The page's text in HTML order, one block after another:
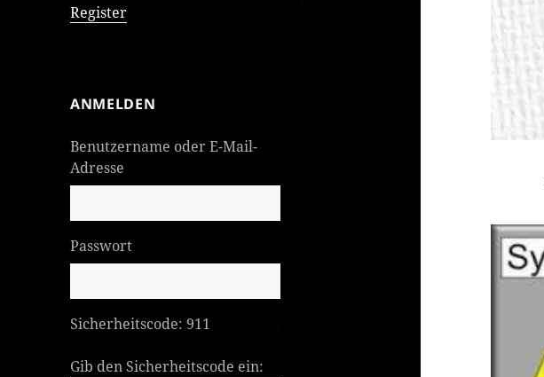
Register
ANMELDEN
Benutzername oder E-Mail-
Adresse
Passwort
Sicherheitscode: 911
Gib den Sicherheitscode ein: